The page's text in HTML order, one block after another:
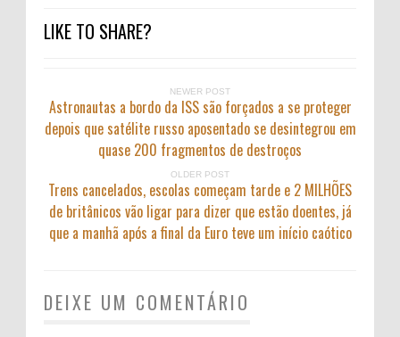
LIKE TO SHARE?
NEWER POST
Astronautas a bordo da ISS são forçados a se proteger
depois que satélite russo aposentado se desintegrou em
quase 200 fragmentos de destroços
OLDER POST
Trens cancelados, escolas começam tarde e 2 MILHÕES
de britânicos vão ligar para dizer que estão doentes, já
que a manhã após a final da Euro teve um início caótico
DEIXE UM COMENTÁRIO